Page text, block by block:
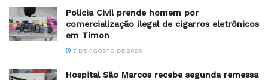
Polícia Civil prende homem por
comercialização ilegal de cigarros eletrônicos
em Timon
7 DE AGOSTO DE 2026
Hospital São Marcos recebe segunda remessa